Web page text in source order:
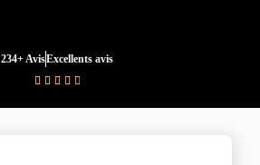
234+ AvisExcellents avis
    